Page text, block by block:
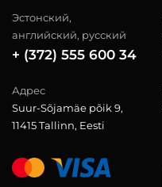
Эстонский,
английский, русский
+ (372) 555 600 34
Адрес
Suur-Sõjamäe põik 9,
11415 Tallinn, Eesti